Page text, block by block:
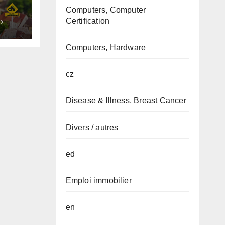
Computers, Computer
Certification
Computers, Hardware
cz
Disease & Illness, Breast Cancer
Divers / autres
ed
Emploi immobilier
en